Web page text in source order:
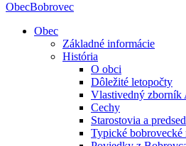
ObecBobrovec
Obec
Základné informácie
História
O obci
Dôležité letopočty
Vlastivedný zborník
Cechy
Starostovia a
Typické bobrovecké